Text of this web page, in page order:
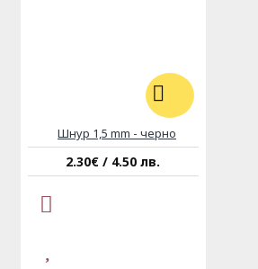
Шнур 1,5 mm - черно
2.30€ / 4.50 лв.